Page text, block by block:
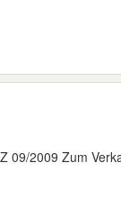
09/2009 Zum